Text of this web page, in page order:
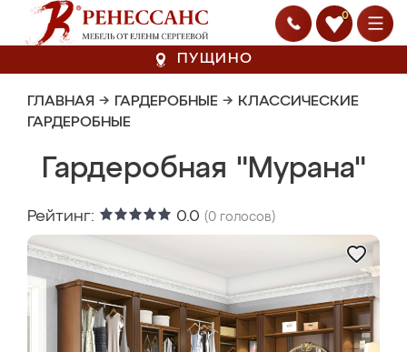
0
ПУЩИНО
ГЛАВНАЯ → ГАРДЕРОБНЫЕ → КЛАССИЧЕСКИЕ
ГАРДЕРОБНЫЕ
Гардеробная "Мурана"
Рейтинг: 0.0 (0 голосов)